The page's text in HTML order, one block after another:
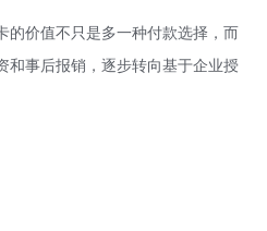
的价值不只是多一种付款选择，而
和事后报销，逐步转向基于企业授